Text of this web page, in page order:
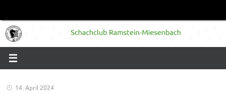
springen
14. April 2024